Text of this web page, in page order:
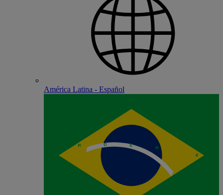
América Latina - Español